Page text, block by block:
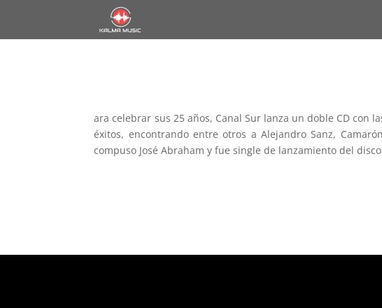
ara celebrar sus 25 años, Canal Sur lanza un doble CD con
éxitos, encontrando entre otros a Alejandro Sanz,
compuso José Abraham y fue single de lanzamiento del